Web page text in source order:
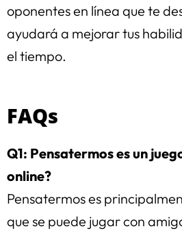
oponentes en línea que te
ayudará a mejorar tus
el tiempo.
FAQs
Q1: Pensatermos es un
online?
Pensatermos es
que se puede jugar con